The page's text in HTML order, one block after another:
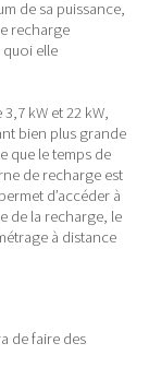
de sa puissance,
recharge
quoi elle
kW et 22 kW,
bien plus grande
que le temps de
de recharge est
d’accéder à
de la recharge, le
à distance
de faire des